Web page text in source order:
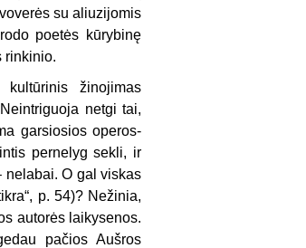
su aliuzijomis
poetės kūrybinę
rinkinio.
žinojimas
netgi tai,
garsiosios operos-
pernelyg sekli, ir
nelabai. O gal viskas
p. 54)? Nežinia,
autorės laikysenos.
pačios Aušros